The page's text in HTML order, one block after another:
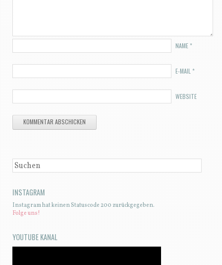
NAME*
E-MAIL *
WEBSITE
SUCHEN
INSTAGRAM
Instagram hat keinen Statuscode 200 zurückgegeben.
Folge uns!
YOUTUBE KANAL